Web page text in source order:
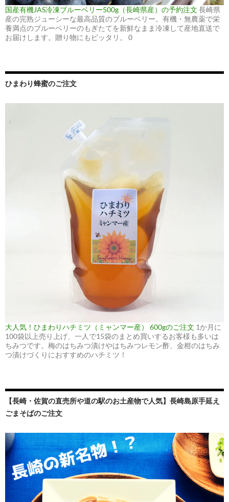
国産有機JAS冷凍ブルーベリー500g（長崎県産）の予約注文 長崎県
産の完熟ジューシーな最高品質のブルーベリー。有機・無農薬で栄
養満点のブルーベリーのもぎたてを新鮮なまま冷凍して産地直送で
お届けします。贈り物にもピッタリ。 0
ひまわり蜂蜜のご注文
大人気！ひまわりハチミツ（ミャンマー産） 600gのご注文 1か月に
100袋以上売り上げ、一人で15袋のまとめ買いするお客様も多いは
ちみつです。梅のはちみつ漬けやはちみつレモン酢、金柑のはちみ
つ漬けづくりにおすすめのハチミツ！
【長崎・佐賀の直売所や道の駅のお土産物で人気】長崎島原手延え
ごまそばのご注文